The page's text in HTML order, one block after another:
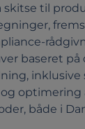
skitse til
baseret
inklusive
optimering
både i